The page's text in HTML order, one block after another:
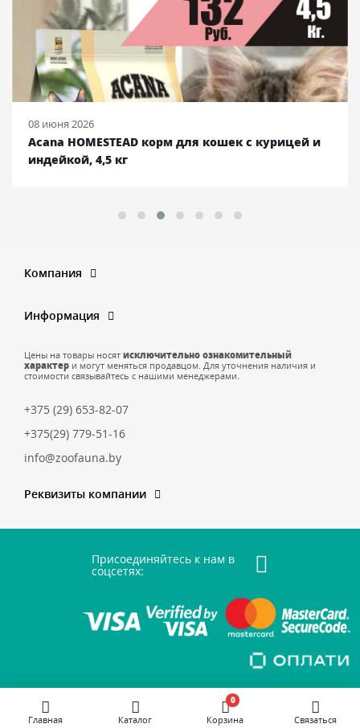
08 июня 2026
Acana HOMESTEAD корм для кошек с курицей и
индейкой, 4,5 кг
Компания
Информация
Цены на товары носят исключительно ознакомительный
характер и могут меняться продавцом. Для уточнения наличия и
стоимости связывайтесь с нашими менеджерами.
+375 (29) 653-82-07
+375(29) 779-51-16
info@zoofauna.by
Реквизиты компании
Присоединяйтесь к нам в
соцсетях:
Главная Каталог Корзина
0
Связаться